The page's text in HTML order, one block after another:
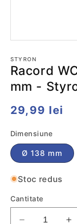
media
1
într-
fereastră
STYRON
Racord
mm -
Preț
29,99 lei
Dimensiune
Ø 138 mm
Stoc redus
Cantitate